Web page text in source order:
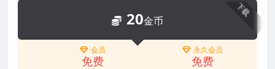
下载
20金币
会员
免费
永久会员
免费